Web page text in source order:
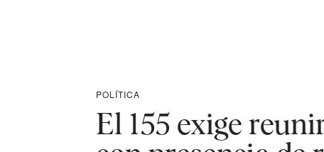
POLÍTICA
El 155 exige